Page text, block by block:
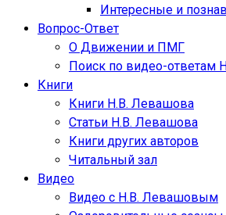
Интересные и
Вопрос-Ответ
О Движении и ПМГ
Поиск по видео-ответам
Книги
Книги Н.В. Левашова
Статьи Н.В. Левашова
Книги других авторов
Читальный зал
Видео
Видео с Н.В. Левашовым